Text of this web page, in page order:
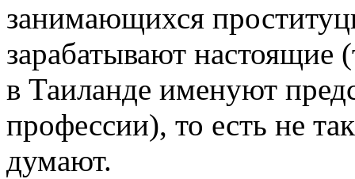
занимающихся
зарабатывают настоящие
в Таиланде именуют
профессии), то есть не
думают.